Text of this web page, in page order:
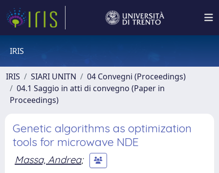
IRIS
IRIS SIARI UNITN
04 Convegni (Proceedings)
04.1 Saggio in atti di convegno (Paper in
Proceedings)
Genetic algorithms as optimization
tools for microwave NDE
Massa, Andrea;